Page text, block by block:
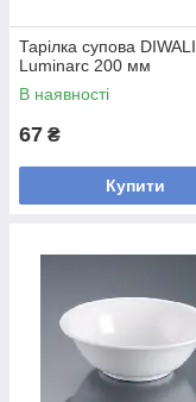
Тарілка супова DIWALI
Luminarc 200 мм
В наявності
67 ₴
Купити